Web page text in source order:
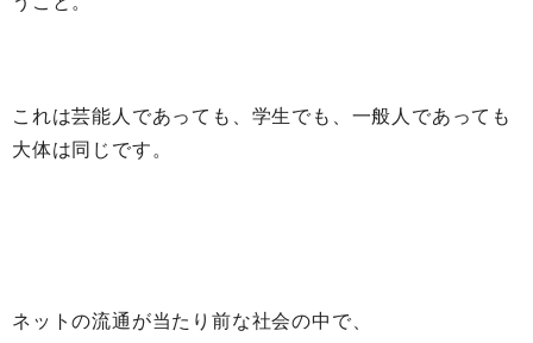
これは芸能人であっても、学生でも、一般人であっても
大体は同じです。
ネットの流通が当たり前な社会の中で、